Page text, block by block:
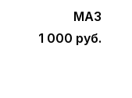
МАЗ
1 000 руб.